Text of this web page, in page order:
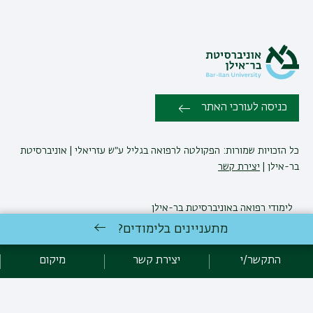
כניסה לעורכי האתר
כל הזכויות שמורות: הפקולטה לרפואה בגליל ע״ש עזריאלי | אוניברסיטת
בר-אילן | יצירת קשר
לימודי רפואהבאוניברסיטת בר-אילן
אגף תקשוב, אוניברסיטת בר-אילן
אקדימה בר-אילן
מתעניינים בלימודים?
התקשר/י יצירת קשר מיקום